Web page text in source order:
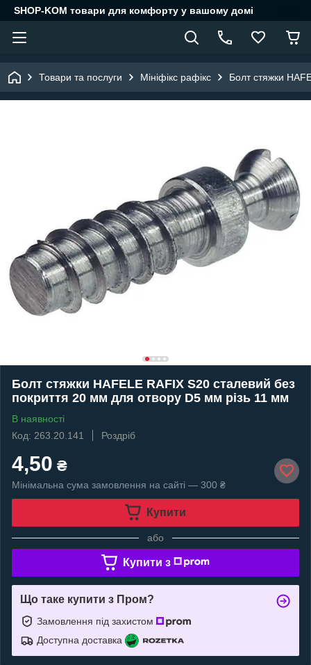
SHOP-KOM товари для комфорту у вашому домі
Товари та послуги Мініфікс рафікс Болт стяжки
Болт стяжки HAFELE RAFIX S20 сталевий без
покриття 20 мм для отвору D5 мм різь 11 мм
В наявності
Код: 263.20.141
Роздріб
4,50 ₴
Мінімальна сума замовлення на сайті — 300 ₴
Купити
або
Купити з
Що таке купити з Пром?
Замовлення під захистом
Доступна доставка